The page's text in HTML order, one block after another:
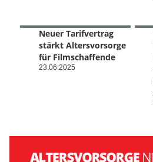
Neuer Tarifvertrag
stärkt Altersvorsorge
für Filmschaffende
23.06.2025